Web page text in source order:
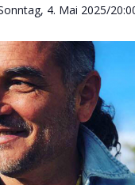
4. Mai 2025/